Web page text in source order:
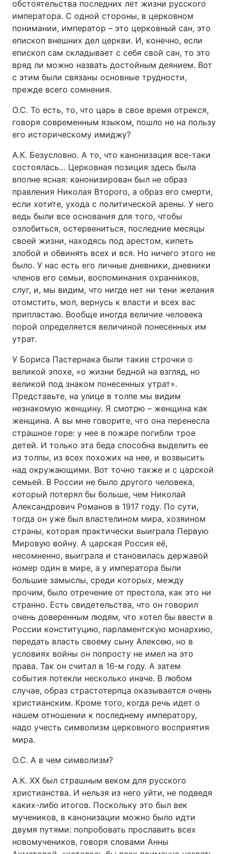
обстоятельства последних лет жизни русского
императора. С одной стороны, в церковном
понимании, император – это церковный сан, это
епископ внешних дел церкви. И, конечно, если
епископ сам складывает с себя свой сан, то это
вряд ли можно назвать достойным деянием. Вот
с этим были связаны основные трудности,
прежде всего сомнения.
О.С. То есть, то, что царь в свое время отрекся,
говоря современным языком, пошло не на пользу
его историческому имиджу?
А.К. Безусловно. А то, что канонизация все-таки
состоялась… Церковная позиция здесь была
вполне ясная: канонизирован был не образ
правления Николая Второго, а образ его смерти,
если хотите, ухода с политической арены. У него
ведь были все основания для того, чтобы
озлобиться, остервениться, последние месяцы
своей жизни, находясь под арестом, кипеть
злобой и обвинять всех и вся. Но ничего этого не
было. У нас есть его личные дневники, дневники
членов его семьи, воспоминания охранников,
слуг, и, мы видим, что нигде нет ни тени желания
отомстить, мол, вернусь к власти и всех вас
припластаю. Вообще иногда величие человека
порой определяется величиной понесенных им
утрат.
У Бориса Пастернака были такие строчки о
великой эпохе, «о жизни бедной на взгляд, но
великой под знаком понесенных утрат».
Представьте, на улице в толпе мы видим
незнакомую женщину. Я смотрю – женщина как
женщина. А вы мне говорите, что она перенесла
страшное горе: у нее в пожаре погибли трое
детей. И только эта беда способна выделить ее
из толпы, из всех похожих на нее, и возвысить
над окружающими. Вот точно также и с царской
семьей. В России не было другого человека,
который потерял бы больше, чем Николай
Александрович Романов в 1917 году. По сути,
тогда он уже был властелином мира, хозяином
страны, которая практически выиграла Первую
Мировую войну. А царская Россия её,
несомненно, выиграла и становилась державой
номер один в мире, а у императора были
большие замыслы, среди которых, между
прочим, было отречение от престола, как это ни
странно. Есть свидетельства, что он говорил
очень доверенным людям, что хотел бы ввести в
России конституцию, парламентскую монархию,
передать власть своему сыну Алексею, но в
условиях войны он попросту не имел на это
права. Так он считал в 16-м году. А затем
события потекли несколько иначе. В любом
случае, образ страстотерпца оказывается очень
христианским. Кроме того, когда речь идет о
нашем отношении к последнему императору,
надо учесть символизм церковного восприятия
мира.
О.С. А в чем символизм?
А.К. XX был страшным веком для русского
христианства. И нельзя из него уйти, не подведя
каких-либо итогов. Поскольку это был век
мучеников, в канонизации можно было идти
двумя путями: попробовать прославить всех
новомучеников, говоря словами Анны